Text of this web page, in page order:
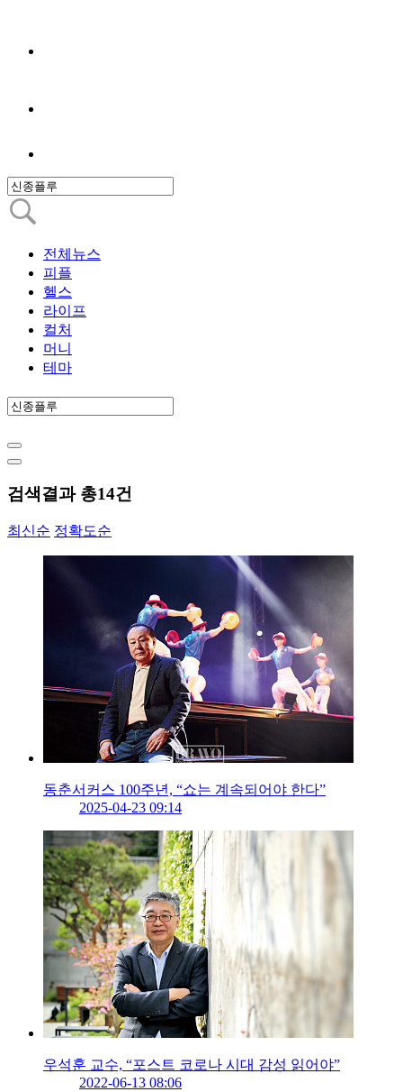
전체뉴스
피플
헬스
라이프
컬처
머니
테마
검색결과 총14건
최신순 정확도순
동춘서커스 100주년, “쇼는 계속되어야 한다”
2025-04-23 09:14
우석훈 교수, “포스트 코로나 시대 감성 읽어야”
2022-06-13 08:06